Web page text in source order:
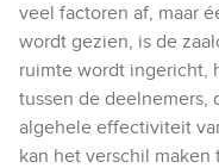
veel factoren af, maar
wordt gezien, is de
ruimte wordt ingericht,
tussen de deelnemers,
algehele effectiviteit
kan het verschil